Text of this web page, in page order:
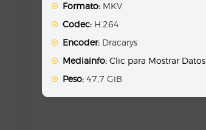
Formato: MKV
Codec: H.264
Encoder: Dracarys
Mediainfo: Clic para Mostrar Datos
Peso: 47,7 GiB